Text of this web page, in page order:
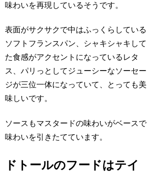
味わいを再現しているそうです。
表面がサクサクで中はふっくらしている
ソフトフランスパン、シャキシャキして
た食感がアクセントになっているレタ
ス、パリっとしてジューシーなソーセー
ジが三位一体になっていて、とっても美
味しいです。
ソースもマスタードの味わいがベースで
味わいを引きたてています。
ドトールのフードはテイ